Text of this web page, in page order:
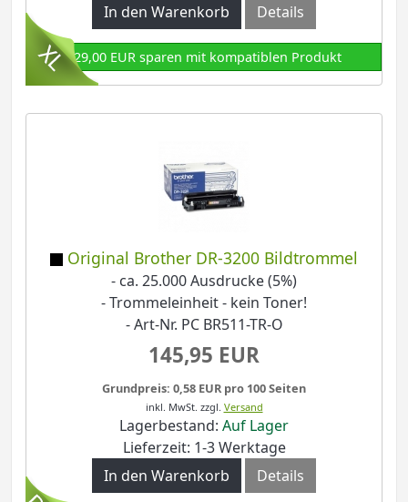
In den Warenkorb
Details
129,00 EUR sparen mit kompatiblen Produkt
Original Brother DR-3200 Bildtrommel
- ca. 25.000 Ausdrucke (5%)
- Trommeleinheit - kein Toner!
- Art-Nr. PC BR511-TR-O
145,95 EUR
Grundpreis: 0,58 EUR pro 100 Seiten
inkl. MwSt. zzgl. Versand
Lagerbestand: Auf Lager
Lieferzeit: 1-3 Werktage
In den Warenkorb
Details